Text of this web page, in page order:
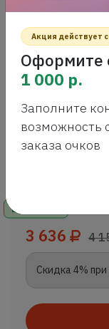
В наличии
3 636 4
Скидка 4%
Акция действует
Оформите
1 000 р.
Заполните
возможность
заказа очков